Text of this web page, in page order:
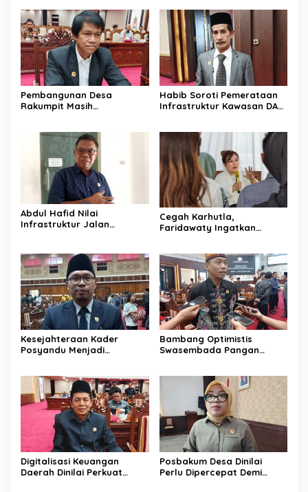
Pembangunan Desa
Rakumpit Masih
Habib Soroti Pemerataan
Infrastruktur Kawasan DAS
Abdul Hafid Nilai
Infrastruktur Jalan
Pedesaan
Cegah Karhutla,
Faridawaty Ingatkan
Kesejahteraan Kader
Posyandu Menjadi
Bambang Optimistis
Swasembada Pangan
Digitalisasi Keuangan
Daerah Dinilai Perkuat
Posbakum Desa Dinilai
Perlu Dipercepat Demi